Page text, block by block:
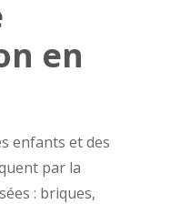
en
enfants et des
par la
: briques,